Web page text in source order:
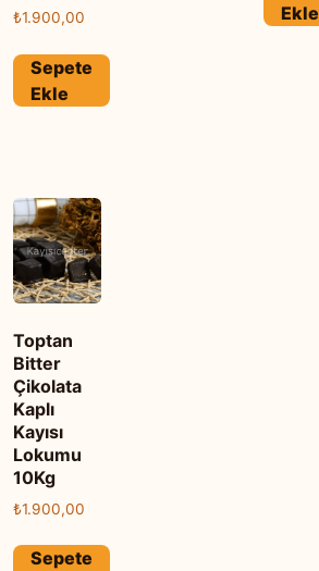
₺1.900,00
Sepete
Ekle
Ekle
Toptan
Bitter
Çikolata
Kaplı
Kayısı
Lokumu
10Kg
₺1.900,00
Sepete